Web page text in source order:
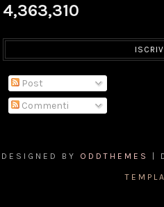
4,363,310
Post
Commenti
DESIGNED BY ODDTHEMES |